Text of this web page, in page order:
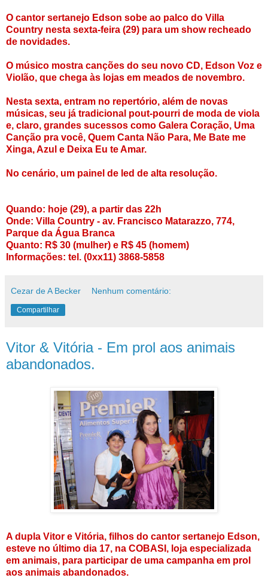
O cantor sertanejo Edson sobe ao palco do Villa
Country nesta sexta-feira (29) para um show recheado
de novidades.
O músico mostra canções do seu novo CD, Edson Voz e
Violão, que chega às lojas em meados de novembro.
Nesta sexta, entram no repertório, além de novas
músicas, seu já tradicional pout-pourri de moda de viola
e, claro, grandes sucessos como Galera Coração, Uma
Canção pra você, Quem Canta Não Para, Me Bate me
Xinga, Azul e Deixa Eu te Amar.
No cenário, um painel de led de alta resolução.
Quando: hoje (29), a partir das 22h
Onde: Villa Country - av. Francisco Matarazzo, 774,
Parque da Água Branca
Quanto: R$ 30 (mulher) e R$ 45 (homem)
Informações: tel. (0xx11) 3868-5858
Cezar de A Becker Nenhum comentário:
Compartilhar
Vitor & Vitória - Em prol aos animais
abandonados.
A dupla Vitor e Vitória, filhos do cantor sertanejo Edson,
esteve no último dia 17, na COBASI, loja especializada
em animais, para participar de uma campanha em prol
aos animais abandonados.